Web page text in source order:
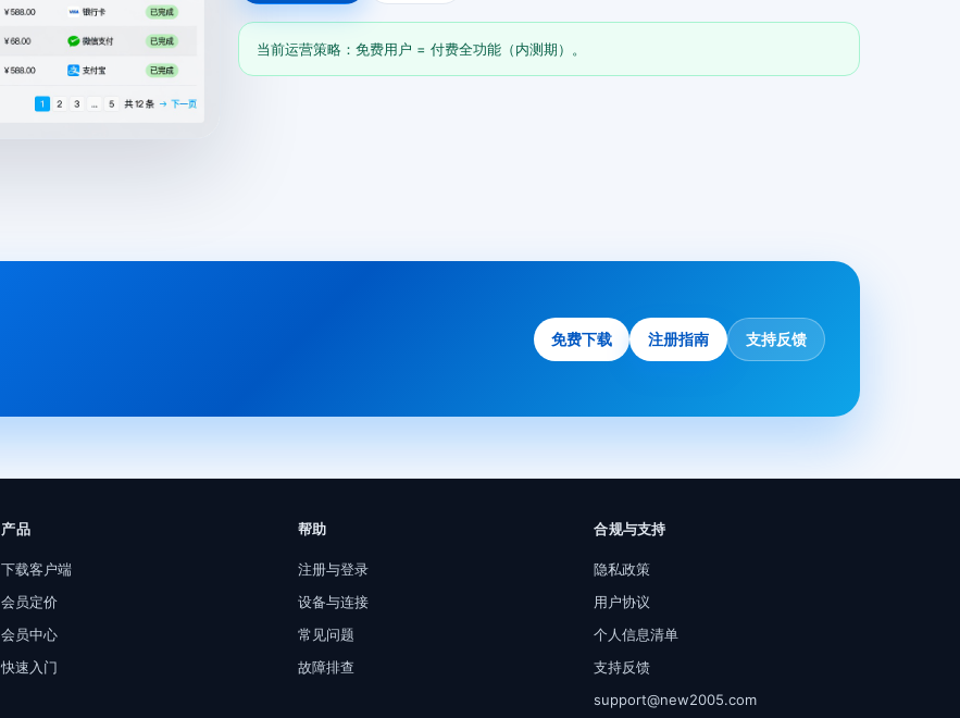
当前运营策略：免费用户 = 付费全功能（内测期）。
免费下载 注册指南 支持反馈
产品
下载客户端
会员定价
会员中心
快速入门
帮助
注册与登录
设备与连接
常见问题
故障排查
合规与支持
隐私政策
用户协议
个人信息清单
支持反馈
support@new2005.com